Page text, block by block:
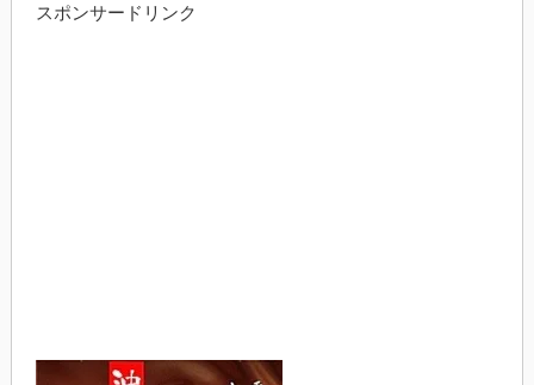
スポンサードリンク